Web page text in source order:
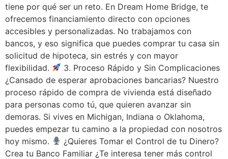
tiene por qué ser un reto. En Dream Home Bridge, te
ofrecemos financiamiento directo con opciones
accesibles y personalizadas. No trabajamos con
bancos, y eso significa que puedes comprar tu casa sin
solicitud de hipoteca, sin estrés y con mayor
flexibilidad.
3. Proceso Rápido y Sin Complicaciones
¿Cansado de esperar aprobaciones bancarias? Nuestro
proceso rápido de compra de vivienda está diseñado
para personas como tú, que quieren avanzar sin
demoras. Si vives en Michigan, Indiana o Oklahoma,
puedes empezar tu camino a la propiedad con nosotros
hoy mismo.
¿Quieres Tomar el Control de tu Dinero?
Crea tu Banco Familiar ¿Te interesa tener más control